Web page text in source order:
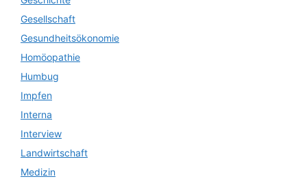
Gesellschaft
Gesundheitsökonomie
Homöopathie
Humbug
Impfen
Interna
Interview
Landwirtschaft
Medizin